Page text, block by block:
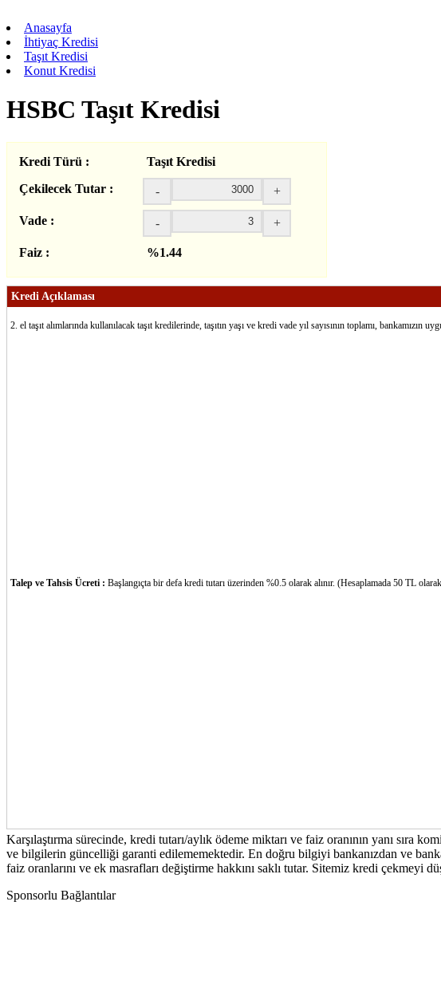
Anasayfa
İhtiyaç Kredisi
Taşıt Kredisi
Konut Kredisi
HSBC Taşıt Kredisi
Kredi Türü :
Taşıt Kredisi
Çekilecek Tutar :
- +
Vade : - +
Faiz : %1.44
Kredi Açıklaması
2. el taşıt alımlarında kullanılacak taşıt kredilerinde, taşıtın yaşı ve kredi vade yıl sayısının toplamı, bankamızın
Talep ve Tahsis Ücreti : Başlangıçta bir defa kredi tutarı üzerinden %0.5 olarak alınır. (Hesaplamada 50 TL olarak
Karşılaştırma sürecinde, kredi tutarı/aylık ödeme miktarı ve faiz oranının yanı sıra
ve bilgilerin güncelliği garanti edilememektedir. En doğru bilgiyi bankanızdan ve
faiz oranlarını ve ek masrafları değiştirme hakkını saklı tutar. Sitemiz kredi
Sponsorlu Bağlantılar